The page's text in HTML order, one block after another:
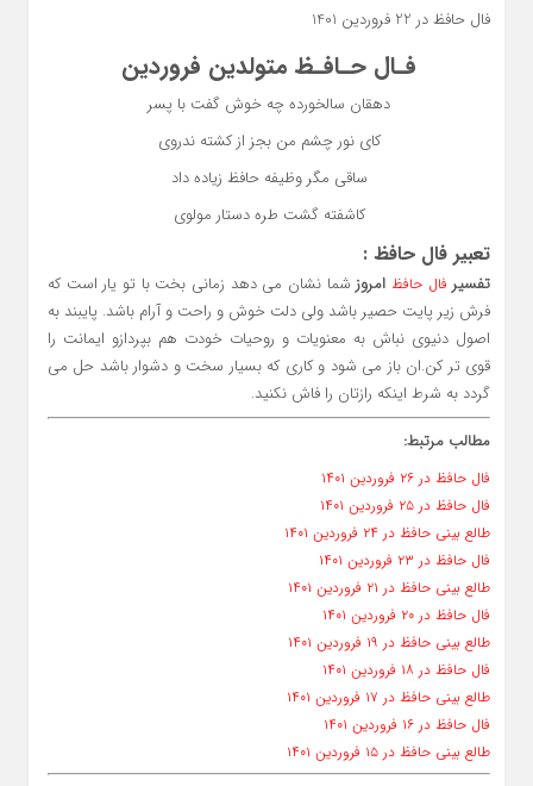
فال حافظ در 22 فروردین 1401
فـال حـافـظ متولدین فروردین
دهقان سالخورده چه خوش گفت با پسر
کای نور چشم من بجز از کشته ندروی
ساقی مگر وظیفه حافظ زیاده داد
کاشفته گشت طره دستار مولوی
تعبیر فال حافظ :
تفسیر فال حافظ امروزشما نشان می دهد زمانی بخت با تو یار است که
فرش زیر پایت حصیر باشد ولی دلت خوش و راحت و آرام باشد. پایبند به
اصول دنیوی نباش به معنویات و روحیات خودت هم بپردازو ایمانت را
قوی تر کن.ان باز می شود و کاری که بسیار سخت و دشوار باشد حل می
گردد به شرط اینکه رازتان را فاش نکنید.
مطالب مرتبط:
فال حافظ در ۲۶ فروردین ۱۴۰۱
فال حافظ در ۲۵ فروردین ۱۴۰۱
طالع بینی حافظ در ۲۴ فروردین ۱۴۰۱
فال حافظ در ۲۳ فروردین ۱۴۰۱
طالع بینی حافظ در ۲۱ فروردین ۱۴۰۱
فال حافظ در ۲۰ فروردین ۱۴۰۱
طالع بینی حافظ در ۱۹ فروردین ۱۴۰۱
فال حافظ در ۱۸ فروردین ۱۴۰۱
طالع بینی حافظ در ۱۷ فروردین ۱۴۰۱
فال حافظ در ۱۶ فروردین ۱۴۰۱
طالع بینی حافظ در ۱۵ فروردین ۱۴۰۱